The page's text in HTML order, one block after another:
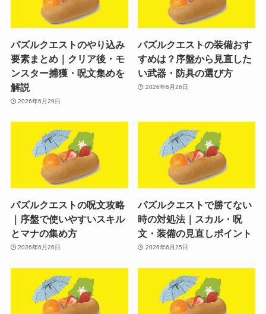
パズルクエストのやり込み
要素まとめ｜クリア後・モ
ンスター捕獲・呪文集めを
解説
2026年6月29日
パズルクエストの装備おす
すめは？序盤から見直した
い武器・防具の選び方
2026年6月26日
パズルクエストの呪文攻略
｜序盤で使いやすいスキル
とマナの集め方
2026年6月26日
パズルクエストで勝てない
時の対処法｜スカル・呪
文・装備の見直しポイント
2026年6月25日